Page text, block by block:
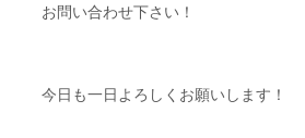
お問い合わせ下さい！
今日も一日よろしくお願いします！